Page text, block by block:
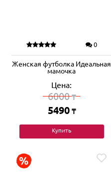
0
Женская футболка Идеальная
мамочка
Цена:
6000₸
5490 ₸
Купить